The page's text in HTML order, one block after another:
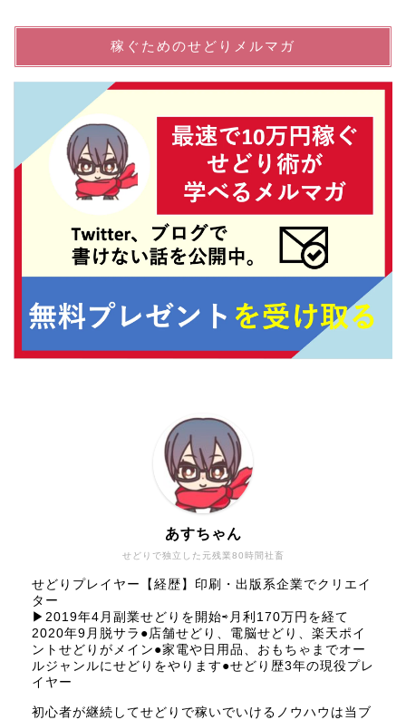
稼ぐためのせどりメルマガ
せどりで独立した元残業80時間社畜
あすちゃん
せどりプレイヤー【経歴】印刷・出版系企業でクリエイ
ター
▶︎2019年4月副業せどりを開始⇨月利170万円を経て
2020年9月脱サラ●店舗せどり、電脳せどり、楽天ポイ
ントせどりがメイン●家電や日用品、おもちゃまでオー
ルジャンルにせどりをやります●せどり歴3年の現役プレ
イヤー
初心者が継続してせどりで稼いでいけるノウハウは当ブ